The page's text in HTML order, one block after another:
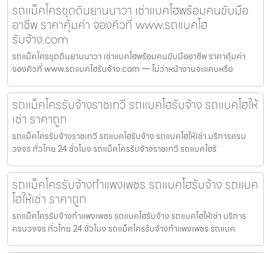
รถแม็คโครขุดดินยานนาวา เช่าแบคโฮพร้อมคนขับมือ
อาชีพ ราคาคุ้มค่า จองคิวที่ www.รถแบคโฮ
รับจ้าง.com
รถแม็คโครขุดดินยานนาวา เช่าแบคโฮพร้อมคนขับมืออาชีพ ราคาคุ้มค่า
จองคิวที่ www.รถแบคโฮรับจ้าง.com — ไม่ว่าหน้างานจะแคบหรือ
รถแม็คโครรับจ้างราชเทวี รถแบคโฮรับจ้าง รถแบคโฮให้
เช่า ราคาถูก
รถแม็คโครรับจ้างราชเทวี รถแบคโฮรับจ้าง รถแบคโฮให้เช่า บริการครบ
วงจร ทั่วไทย 24 ชั่วโมง รถแม็คโครรับจ้างราชเทวี รถแบคโฮรั
รถแม็คโครรับจ้างกำแพงเพชร รถแบคโฮรับจ้าง รถแบค
โฮให้เช่า ราคาถูก
รถแม็คโครรับจ้างกำแพงเพชร รถแบคโฮรับจ้าง รถแบคโฮให้เช่า บริการ
ครบวงจร ทั่วไทย 24 ชั่วโมง รถแม็คโครรับจ้างกำแพงเพชร รถแบค